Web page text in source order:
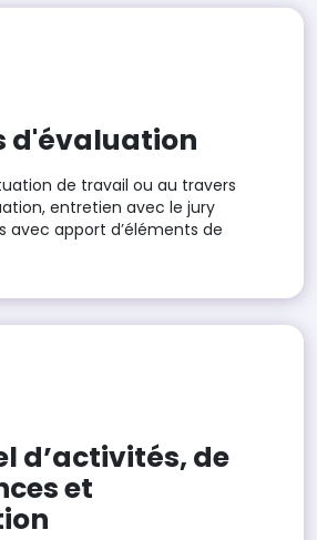
d'évaluation
de travail ou au travers
entretien avec le jury
avec apport d’éléments de
d’activités, de
et